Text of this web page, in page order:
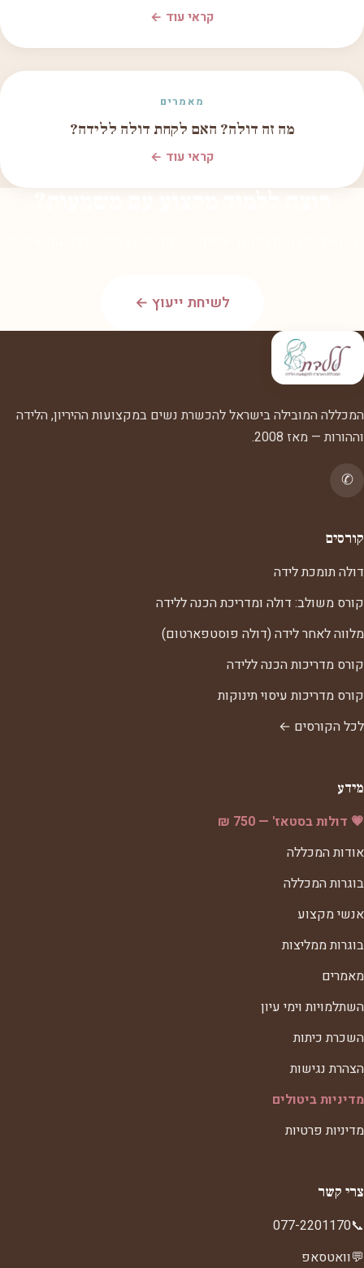
קראי עוד ←
מאמרים
מה זה דולה? האם לקחת דולה ללידה?
קראי עוד ←
לשיחת ייעוץ ←
המכללה המובילה בישראל להכשרת נשים במקצועות ההיריון, הלידה
וההורות — מאז 2008.
✆
קורסים
דולה תומכת לידה
קורס משולב: דולה ומדריכת הכנה ללידה
מלווה לאחר לידה (דולה פוסטפארטום)
קורס מדריכות הכנה ללידה
קורס מדריכות עיסוי תינוקות
לכל הקורסים ←
מידע
💗 דולות בסטאז' — 750 ₪
אודות המכללה
בוגרות המכללה
אנשי מקצוע
בוגרות ממליצות
מאמרים
השתלמויות וימי עיון
השכרת כיתות
הצהרת נגישות
מדיניות ביטולים
מדיניות פרטיות
צרי קשר
📞
077-2201170
💬וואטסאפ